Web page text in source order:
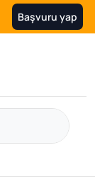
Başvuru yap